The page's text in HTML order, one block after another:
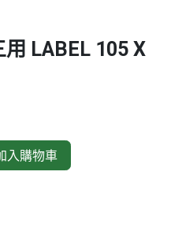
LABEL 105 X
入購物車